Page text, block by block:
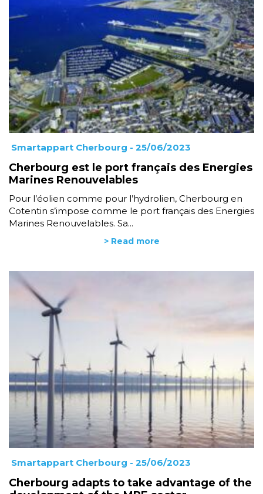
Smartappart Cherbourg - 25/06/2023
Cherbourg est le port français des Energies
Marines Renouvelables
Pour l’éolien comme pour l’hydrolien, Cherbourg en
Cotentin s’impose comme le port français des Energies
Marines Renouvelables. Sa...
> Read more
Smartappart Cherbourg - 25/06/2023
Cherbourg adapts to take advantage of the